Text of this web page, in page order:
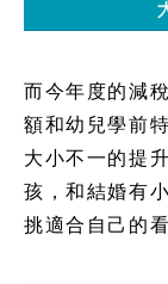
而今年度的減
額和幼兒學前
大小不一的提
孩，和結婚有
挑適合自己的看